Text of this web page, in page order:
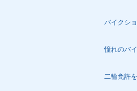
バイクシ
憧れのバ
二輪免許